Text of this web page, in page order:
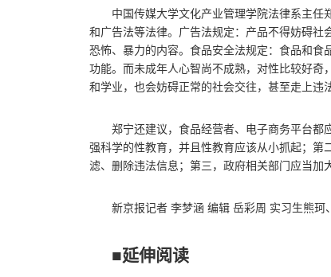
中国传媒大学文化产业管理学院法律系主任
和广告法等法律。广告法规定：产品不得妨碍社
恐怖、暴力的内容。食品安全法规定：食品和
功能。而未成年人心智尚不成熟，对性比较好奇
和学业，也会妨碍正常的社会交往，甚至走上违
郑宁还建议，食品经营者、电子商务平台都
强科学的性教育，并且性教育应该从小抓起；
滤、删除违法信息；第三，政府相关部门应当加
新京报记者 李梦涵 编辑 岳彩周 实习生熊珂
■延伸阅读